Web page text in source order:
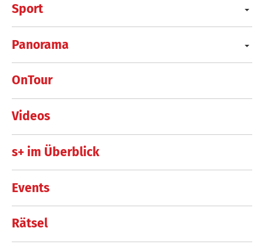
Sport
Panorama
OnTour
Videos
s+ im Überblick
Events
Rätsel